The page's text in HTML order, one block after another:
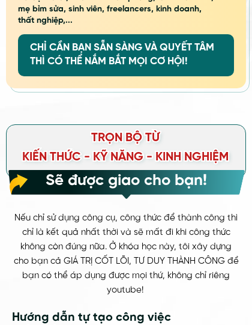
mẹ bỉm sửa, sinh viên, freelancers, kinh doanh,
thất nghiệp,...
CHỈ CẦN BẠN SẴN SÀNG VÀ QUYẾT TÂM
THÌ CÓ THỂ NẮM BẮT MỌI CƠ HỘI!
TRỌN BỘ TỪ
KIẾN THỨC - KỸ NĂNG - KINH NGHIỆM
TRỌN BỘ TỪ
KIẾN THỨC - KỸ NĂNG - KINH NGHIỆM
TRỌN BỘ TỪ
KIẾN THỨC - KỸ NĂNG - KINH NGHIỆM
Nếu chỉ sử dụng công cụ, công thức để thành công thì
chỉ là kết quả nhất thời và sẽ mất đi khi công thức
không còn đúng nữa. Ở khóa học này, tôi xây dựng
cho bạn cả GIÁ TRỊ CỐT LÕI, TƯ DUY THÀNH CÔNG để
bạn có thể áp dụng được mọi thứ, không chỉ riêng
youtube!
Sẽ được giao cho bạn!
Hướng dẫn tự tạo công việc